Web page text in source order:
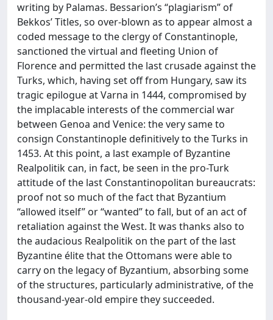
writing by Palamas. Bessarion’s “plagiarism” of
Bekkos’ Titles, so over-blown as to appear almost a
coded message to the clergy of Constantinople,
sanctioned the virtual and fleeting Union of
Florence and permitted the last crusade against the
Turks, which, having set off from Hungary, saw its
tragic epilogue at Varna in 1444, compromised by
the implacable interests of the commercial war
between Genoa and Venice: the very same to
consign Constantinople definitively to the Turks in
1453. At this point, a last example of Byzantine
Realpolitik can, in fact, be seen in the pro-Turk
attitude of the last Constantinopolitan bureaucrats:
proof not so much of the fact that Byzantium
“allowed itself” or “wanted” to fall, but of an act of
retaliation against the West. It was thanks also to
the audacious Realpolitik on the part of the last
Byzantine élite that the Ottomans were able to
carry on the legacy of Byzantium, absorbing some
of the structures, particularly administrative, of the
thousand-year-old empire they succeeded.